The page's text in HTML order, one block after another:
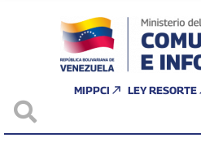
MIPPCI LEY RESORTE